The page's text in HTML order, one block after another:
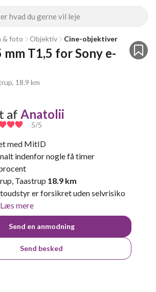
hvad du gerne vil leje
& foto Objektiv Cine-objektiver
mm T1,5 for Sony e-
18.9 km
af Anatolii
5/5
med MitID
indenfor nogle få timer
Taastrup 18.9 km
er forsikret uden selvrisiko
Læs mere
Send en anmodning
Send besked